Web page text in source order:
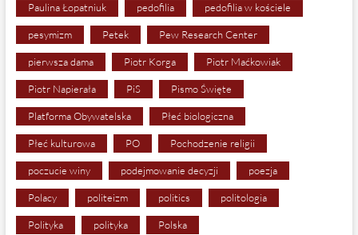
Paulina Łopatniuk pedofilia pedofilia w kościele
pesymizm Petek Pew Research Center
pierwsza dama Piotr Korga Piotr Maćkowiak
Piotr Napierała PiS Pismo Święte
Platforma Obywatelska Płeć biologiczna
Płeć kulturowa PO Pochodzenie religii
poczucie winy podejmowanie decyzji poezja
Polacy politeizm politics politologia
Polityka polityka Polska